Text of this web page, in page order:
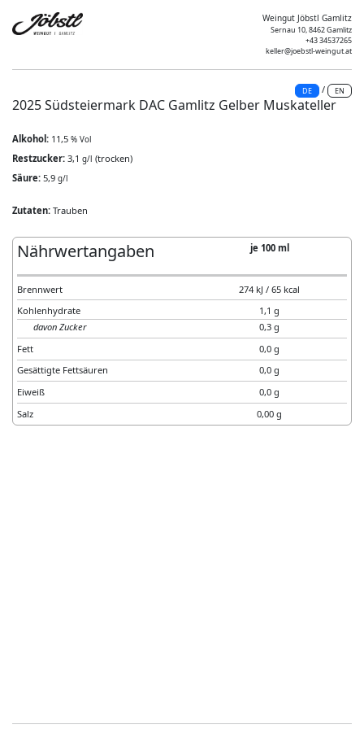
Weingut Jöbstl Gamlitz
Sernau 10, 8462 Gamlitz
+43 34537265
keller@joebstl-weingut.at
DE / EN
2025 Südsteiermark DAC Gamlitz Gelber Muskateller
Alkohol: 11,5 % Vol
Restzucker: 3,1 g/l (trocken)
Säure: 5,9 g/l
Zutaten: Trauben
Nährwertangaben je 100 ml
Brennwert
274 kJ / 65 kcal
Kohlenhydrate
1,1 g
davon Zucker
0,3 g
Fett
0,0 g
Gesättigte Fettsäuren
0,0 g
Eiweiß
0,0 g
Salz
0,00 g